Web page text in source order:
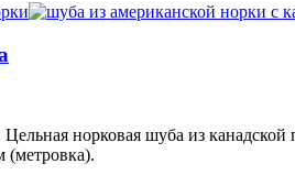
Цельная норковая шуба из